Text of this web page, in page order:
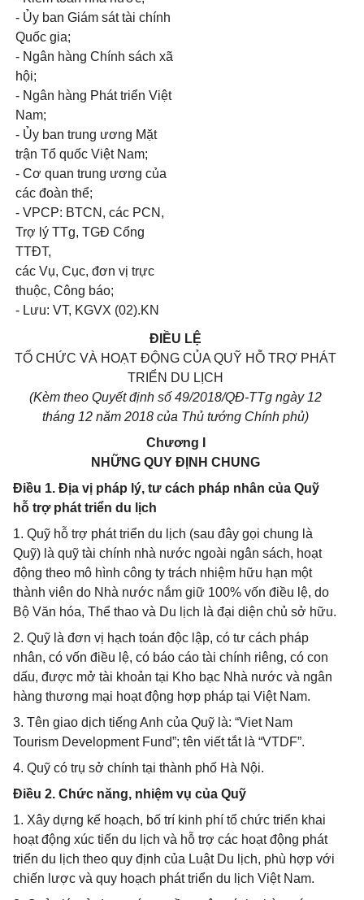
- Ủy ban Giám sát tài chính
Quốc gia;
- Ngân hàng Chính sách xã
hội;
- Ngân hàng Phát triển Việt
Nam;
- Ủy ban trung ương Mặt
trận Tổ quốc Việt Nam;
- Cơ quan trung ương của
các đoàn thể;
- VPCP: BTCN, các PCN,
Trợ lý TTg, TGĐ Cổng
TTĐT,
các Vụ, Cục, đơn vị trực
thuộc, Công báo;
- Lưu: VT, KGVX (02).KN
ĐIỀU LỆ
TỔ CHỨC VÀ HOẠT ĐỘNG CỦA QUỸ HỖ TRỢ PHÁT
TRIỂN DU LỊCH
(Kèm theo Quyết định số 49/2018/QĐ-TTg ngày 12
tháng 12 năm 2018 của Thủ tướng Chính phủ)
Chương I
NHỮNG QUY ĐỊNH CHUNG
Điều 1. Địa vị pháp lý, tư cách pháp nhân của Quỹ
hỗ trợ phát triển du lịch
1. Quỹ hỗ trợ phát triển du lịch (sau đây gọi chung là
Quỹ) là quỹ tài chính nhà nước ngoài ngân sách, hoạt
động theo mô hình công ty trách nhiệm hữu hạn một
thành viên do Nhà nước nắm giữ 100% vốn điều lệ, do
Bộ Văn hóa, Thể thao và Du lịch là đại diện chủ sở hữu.
2. Quỹ là đơn vị hạch toán độc lập, có tư cách pháp
nhân, có vốn điều lệ, có báo cáo tài chính riêng, có con
dấu, được mở tài khoản tại Kho bạc Nhà nước và ngân
hàng thương mại hoạt động hợp pháp tại Việt Nam.
3. Tên giao dịch tiếng Anh của Quỹ là: “Viet Nam
Tourism Development Fund”; tên viết tắt là “VTDF”.
4. Quỹ có trụ sở chính tại thành phố Hà Nội.
Điều 2. Chức năng, nhiệm vụ của Quỹ
1. Xây dựng kế hoạch, bố trí kinh phí tổ chức triển khai
hoạt động xúc tiến du lịch và hỗ trợ các hoạt động phát
triển du lịch theo quy định của Luật Du lịch, phù hợp với
chiến lược và quy hoạch phát triển du lịch Việt Nam.